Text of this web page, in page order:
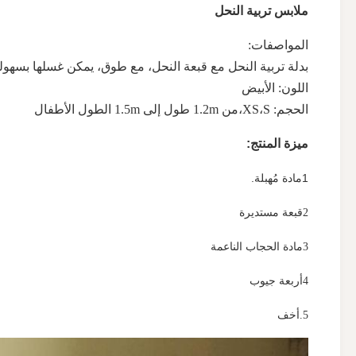
ملابس تربية النحل
المواصفات:
بدلة تربية النحل مع قبعة النحل، مع طوق، يمكن غسلها
اللون: الأبيض
الحجم: XS،S،من 1.2m طول إلى 1.5m الطول الأطفال
ميزة المنتج:
1مادة مُهبلة.
2قبعة مستديرة
3مادة الحجاب الناعمة
4أربعة جيوب
5.أخف